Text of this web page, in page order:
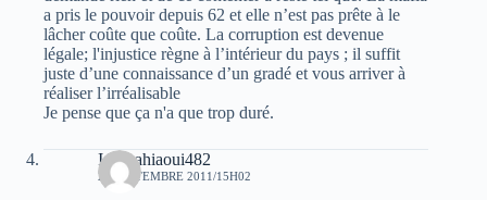
a pris le pouvoir depuis 62 et elle n’est pas prête à le
lâcher coûte que coûte. La corruption est devenue
légale; l'injustice règne à l’intérieur du pays ; il suffit
juste d’une connaissance d’un gradé et vous arriver à
réaliser l’irréalisable
Je pense que ça n'a que trop duré.
Idir yahiaoui482
25 SEPTEMBRE 2011/15H02